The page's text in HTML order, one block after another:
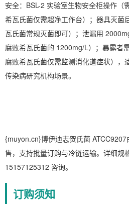
安全：BSL-2 实验室生物安全柜操作
希瓦氏菌仅需超净工作台）；器具灭菌
瓦氏菌常规灭菌即可）；泄漏用
腐败希瓦氏菌的 1200mg/L）；暴露者
腐败希瓦氏菌仅需监测消化道症状），
传染病研究机构场景。
{muyon.cn}博伊迪志贺氏菌
售，支持批量订购与冷链运输。详细规
15157125312 咨询。
订购须知